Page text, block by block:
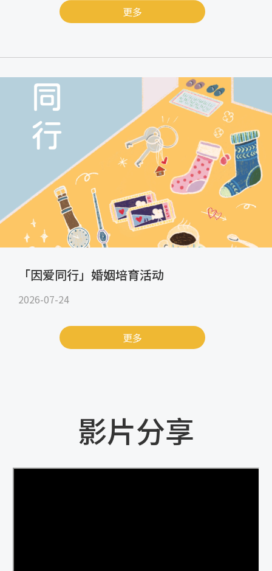
更多
「因爱同行」婚姻培育活动
2026-07-24
更多
影片分享